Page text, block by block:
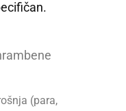
(para,